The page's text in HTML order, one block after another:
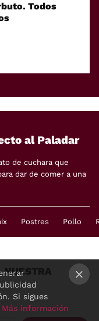
Todos
al Paladar
de cuchara que
dar de comer a una
Postres Pollo
NUESTRA
Si sigues
Más información